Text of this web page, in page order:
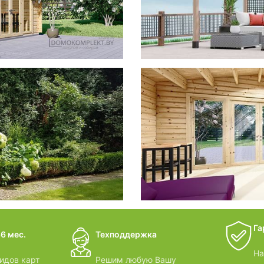
Беседки
дачные
мес.
карт
Техподдержка
Решим любую Вашу